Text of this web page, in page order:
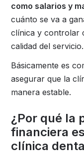
como salarios y
cuánto se va a
clínica y controlar
calidad del servicio.
Básicamente es
asegurar que la
manera estable.
¿Por qué la
financiera
clínica